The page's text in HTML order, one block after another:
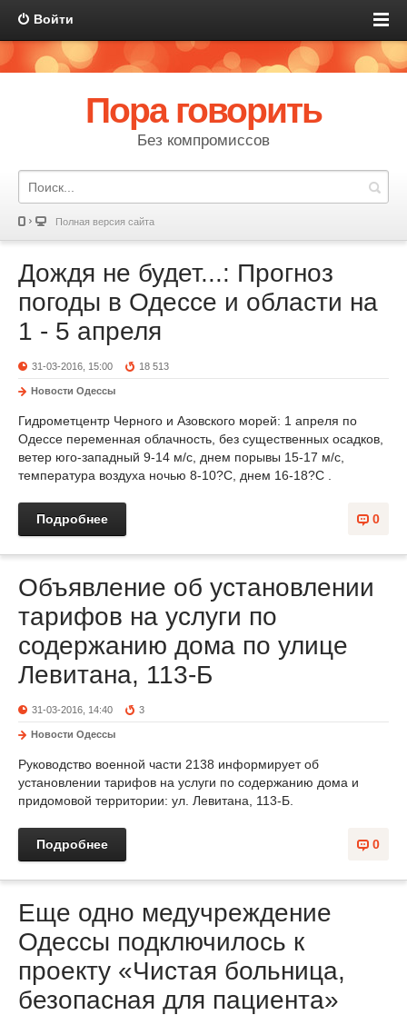
Войти
Пора говорить
Без компромиссов
Полная версия сайта
Дождя не будет...: Прогноз
погоды в Одессе и области на
1 - 5 апреля
31-03-2016, 15:00 18 513
Новости Одессы
Гидрометцентр Черного и Азовского морей: 1 апреля по
Одессе переменная облачность, без существенных осадков,
ветер юго-западный 9-14 м/с, днем порывы 15-17 м/с,
температура воздуха ночью 8-10?С, днем 16-18?С .
0
Подробнее
Объявление об установлении
тарифов на услуги по
содержанию дома по улице
Левитана, 113-Б
31-03-2016, 14:40 3
Новости Одессы
Руководство военной части 2138 информирует об
установлении тарифов на услуги по содержанию дома и
придомовой территории: ул. Левитана, 113-Б.
0
Подробнее
Еще одно медучреждение
Одессы подключилось к
проекту «Чистая больница,
безопасная для пациента»